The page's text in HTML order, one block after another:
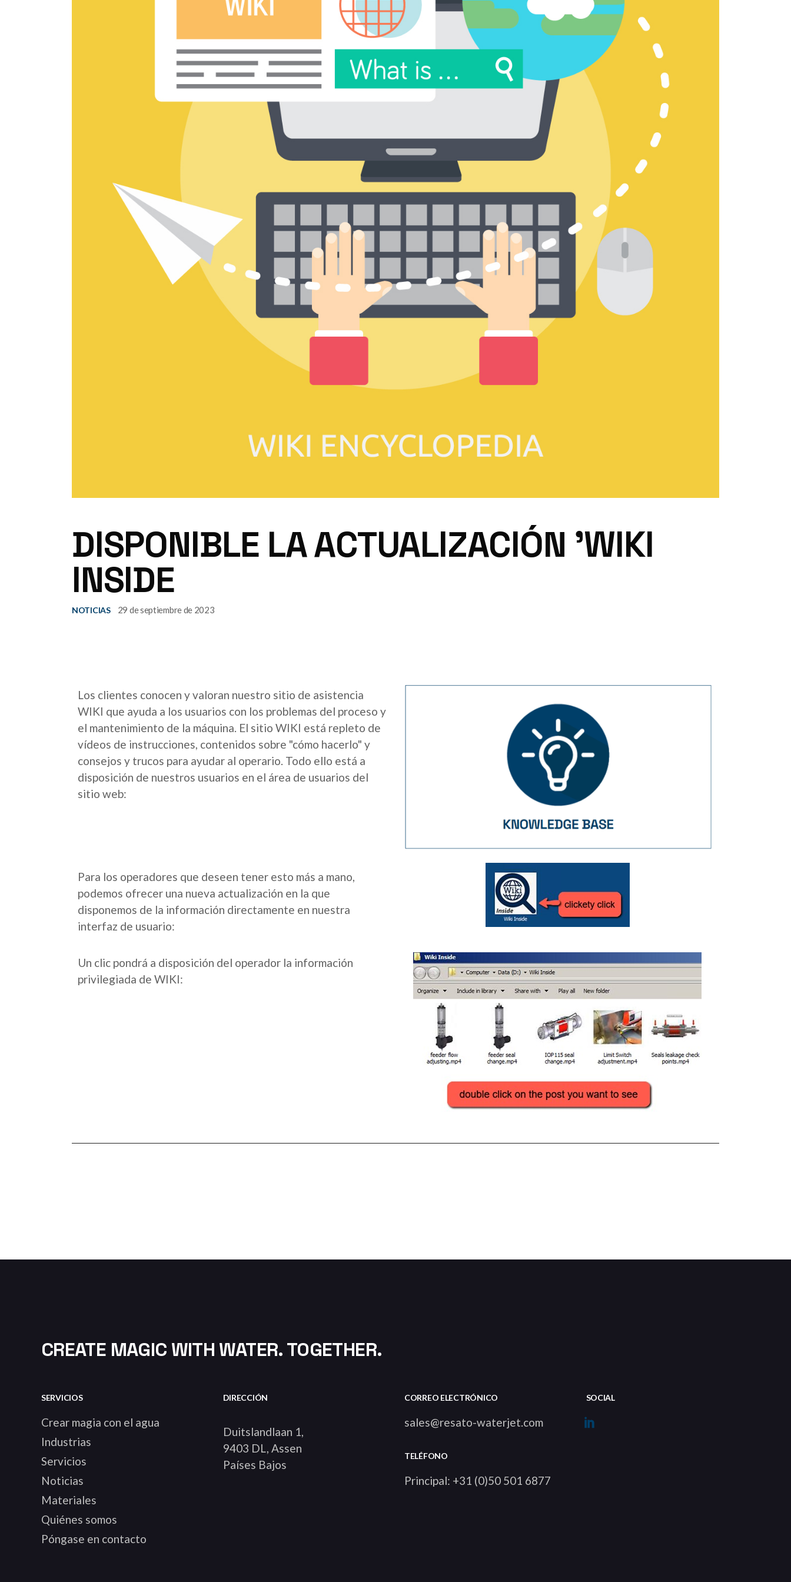
DISPONIBLE LA ACTUALIZACIÓN 'WIKI
INSIDE
NOTICIAS 29 de septiembre de 2023
Los clientes conocen y valoran nuestro sitio de asistencia
WIKI que ayuda a los usuarios con los problemas del proceso y
el mantenimiento de la máquina. El sitio WIKI está repleto de
vídeos de instrucciones, contenidos sobre "cómo hacerlo" y
consejos y trucos para ayudar al operario. Todo ello está a
disposición de nuestros usuarios en el área de usuarios del
sitio web:
Para los operadores que deseen tener esto más a mano,
podemos ofrecer una nueva actualización en la que
disponemos de la información directamente en nuestra
interfaz de usuario:
Un clic pondrá a disposición del operador la información
privilegiada de WIKI:
CREATE MAGIC WITH WATER. TOGETHER.
SERVICIOS
Crear magia con el agua
Industrias
Servicios
Noticias
Materiales
Quiénes somos
Póngase en contacto
DIRECCIÓN
Duitslandlaan 1,
9403 DL, Assen
Países Bajos
CORREO ELECTRÓNICO
sales@resato-waterjet.com
TELÉFONO
Principal: +31 (0)50 501 6877
SOCIAL